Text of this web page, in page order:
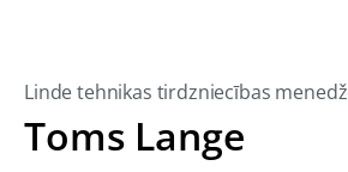
Linde tehnikas tirdzniecības
Toms Lange